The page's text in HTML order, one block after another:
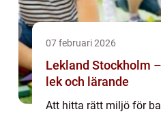
07 februari 2026
Lekland Stockholm
lek och lärande
Att hitta rätt miljö för